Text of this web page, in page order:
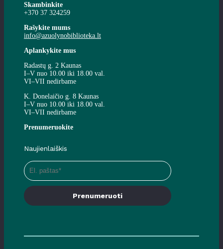
Skambinkite
+370 37 324259
Rašykite mums
info@azuolynobiblioteka.lt
Aplankykite mus
Radastų g. 2 Kaunas
I–V nuo 10.00 iki 18.00 val.
VI–VII nedirbame
K. Donelaičio g. 8 Kaunas
I–V nuo 10.00 iki 18.00 val.
VI–VII nedirbame
Prenumeruokite
Naujienlaiškis
Prenumeruoti